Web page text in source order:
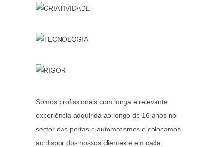
CRIATIVIDADE
TECNOLOGIA
Somos profissionais com longa e relevante
experiência adquirida ao longo de 16 anos no
sector das portas e automatismos e colocamos
ao dispor dos nossos clientes e em cada